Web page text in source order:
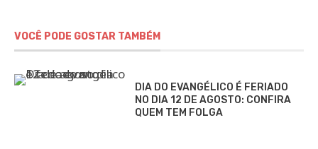
VOCÊ PODE GOSTAR TAMBÉM
DIA DO EVANGÉLICO É FERIADO
NO DIA 12 DE AGOSTO: CONFIRA
QUEM TEM FOLGA